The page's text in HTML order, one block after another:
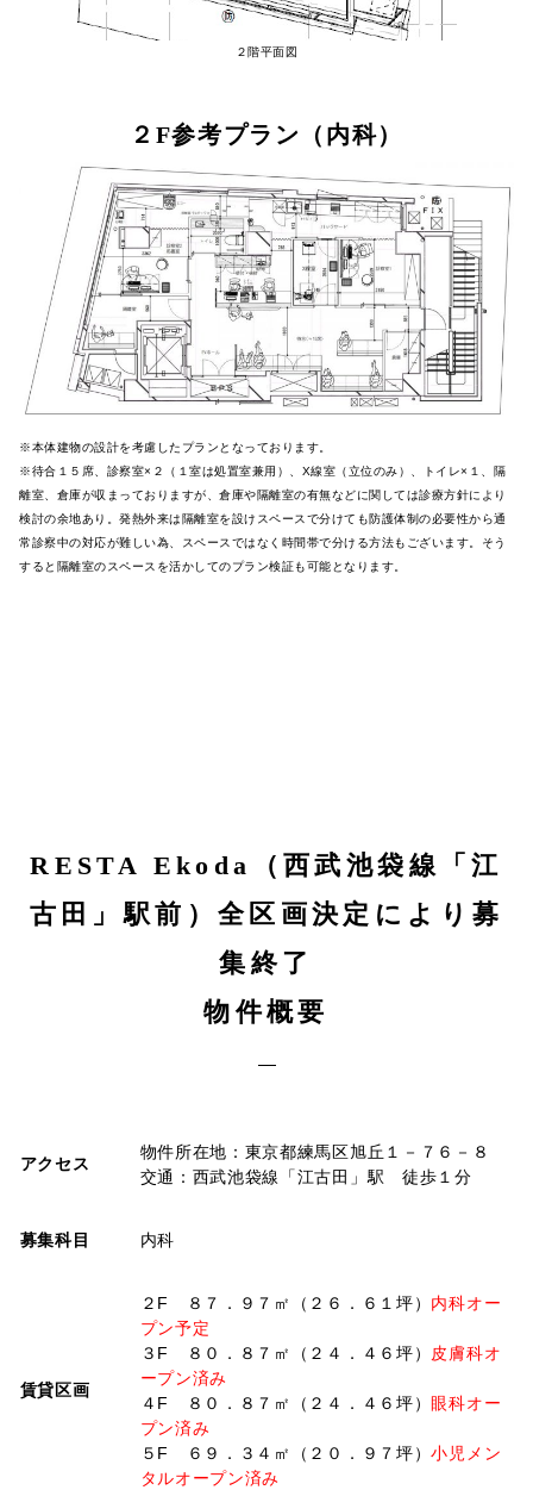
２階平面図
２F参考プラン（内科）
※本体建物の設計を考慮したプランとなっております。
※待合１５席、診察室×２（１室は処置室兼用）、X線室（立位のみ）、トイレ×１、隔
離室、倉庫が収まっておりますが、倉庫や隔離室の有無などに関しては診療方針により
検討の余地あり。発熱外来は隔離室を設けスペースで分けても防護体制の必要性から通
常診察中の対応が難しい為、スペースではなく時間帯で分ける方法もございます。そう
すると隔離室のスペースを活かしてのプラン検証も可能となります。
RESTA Ekoda（西武池袋線「江
古田」駅前）全区画決定により募
集終了
物件概要
アクセス
物件所在地：東京都練馬区旭丘１－７６－８
交通：西武池袋線「江古田」駅 徒歩１分
募集科目 内科
賃貸区画
２F ８７．９７㎡（２６．６１坪） 内科オー
プン予定
３F ８０．８７㎡（２４．４６坪） 皮膚科オ
ープン済み
４F ８０．８７㎡（２４．４６坪） 眼科オー
プン済み
５F ６９．３４㎡（２０．９７坪）小児メン
タルオープン済み